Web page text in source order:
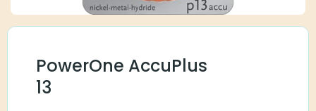
PowerOne AccuPlus
13